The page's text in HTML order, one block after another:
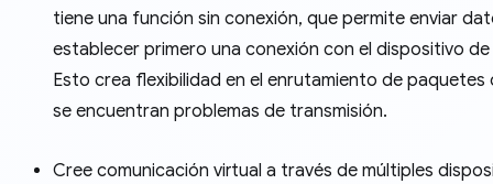
tiene una función sin conexión, que permite enviar
establecer primero una conexión con el dispositivo
Esto crea flexibilidad en el enrutamiento de paquetes
se encuentran problemas de transmisión.
Cree comunicación virtual a través de múltiples